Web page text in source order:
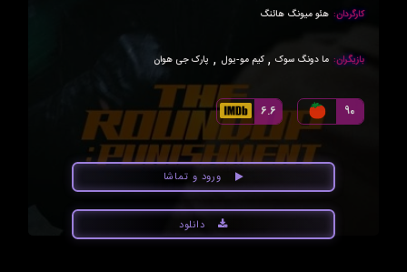
کارگردان: هئو میونگ هائنگ
بازیگران: ما دونگ سوک , کیم مو-یول , پارک جی هوان
90
6.6
ورود و تماشا
دانلود